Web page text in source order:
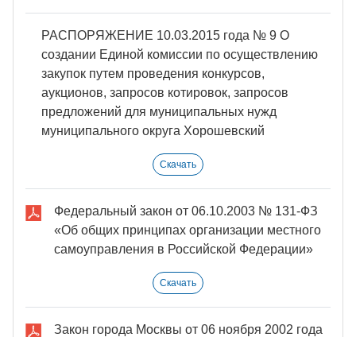
РАСПОРЯЖЕНИЕ 10.03.2015 года № 9 О
создании Единой комиссии по осуществлению
закупок путем проведения конкурсов,
аукционов, запросов котировок, запросов
предложений для муниципальных нужд
муниципального округа Хорошевский
Скачать
Федеральный закон от 06.10.2003 № 131-ФЗ
«Об общих принципах организации местного
самоуправления в Российской Федерации»
Скачать
Закон города Москвы от 06 ноября 2002 года